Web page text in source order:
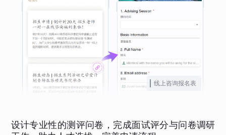
线上咨询报名表
设计专业性的测评问卷，完成面试评分与问卷调研